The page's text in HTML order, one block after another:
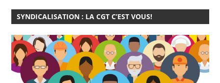
SYNDICALISATION : LA CGT C’EST VOUS!